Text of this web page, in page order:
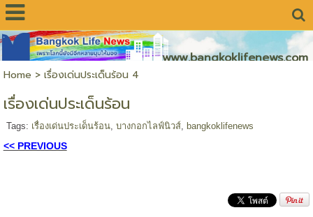
www.bangkoklifenews.com
Home > เรื่องเด่นประเด็นร้อน 4
เรื่องเด่นประเด็นร้อน
Tags: เรื่องเด่นประเด็นร้อน, บางกอกไลฟ์นิวส์, bangkoklifenews
<< PREVIOUS